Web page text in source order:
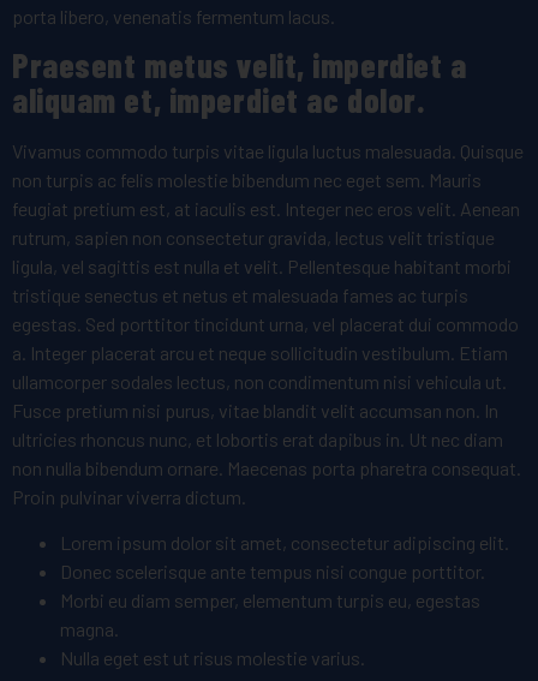
porta libero, venenatis fermentum lacus.
Praesent metus velit, imperdiet a
aliquam et, imperdiet ac dolor.
Vivamus commodo turpis vitae ligula luctus malesuada. Quisque
non turpis ac felis molestie bibendum nec eget sem. Mauris
feugiat pretium est, at iaculis est. Integer nec eros velit. Aenean
rutrum, sapien non consectetur gravida, lectus velit tristique
ligula, vel sagittis est nulla et velit. Pellentesque habitant morbi
tristique senectus et netus et malesuada fames ac turpis
egestas. Sed porttitor tincidunt urna, vel placerat dui commodo
a. Integer placerat arcu et neque sollicitudin vestibulum. Etiam
ullamcorper sodales lectus, non condimentum nisi vehicula ut.
Fusce pretium nisi purus, vitae blandit velit accumsan non. In
ultricies rhoncus nunc, et lobortis erat dapibus in. Ut nec diam
non nulla bibendum ornare. Maecenas porta pharetra consequat.
Proin pulvinar viverra dictum.
Lorem ipsum dolor sit amet, consectetur adipiscing elit.
Donec scelerisque ante tempus nisi congue porttitor.
Morbi eu diam semper, elementum turpis eu, egestas
magna.
Nulla eget est ut risus molestie varius.